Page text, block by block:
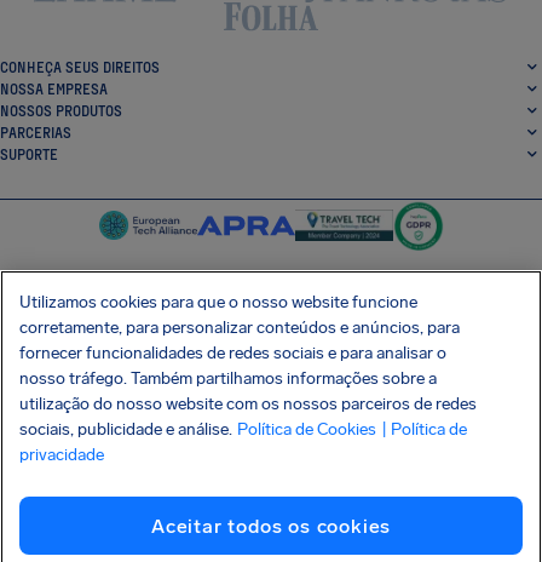
CONHEÇA SEUS DIREITOS
NOSSA EMPRESA
NOSSOS PRODUTOS
PARCERIAS
SUPORTE
SocialFacebook
SocialTwitter
SocialInstagram
SocialLinkedin
BAIXE GRÁTIS NOSSO APP
Política de Privacidade
Imprint
Ataque à cadeia de suprimentos Shai-Hulud
Utilizamos cookies para que o nosso website funcione
corretamente, para personalizar conteúdos e anúncios, para
fornecer funcionalidades de redes sociais e para analisar o
nosso tráfego. Também partilhamos informações sobre a
utilização do nosso website com os nossos parceiros de redes
sociais, publicidade e análise. Política de Cookies
| Política de
privacidade
Aceitar todos os cookies